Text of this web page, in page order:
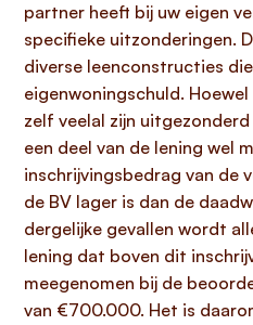
partner heeft bij uw eigen
specifieke uitzonderingen.
diverse leenconstructies
eigenwoningschuld.
zelf veelal zijn
een deel van de lening wel
inschrijvingsbedrag van de
de BV lager is dan de
dergelijke gevallen wordt
lening dat boven dit
meegenomen bij de
van €700.000. Het is